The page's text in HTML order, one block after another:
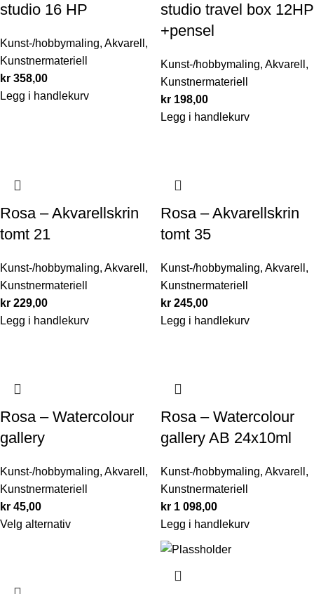
studio 16 HP
Kunst-/hobbymaling, Akvarell ,
Kunstnermateriell
kr 358,00
Legg i handlekurv
studio travel box 12HP
+pensel
Kunst-/hobbymaling, Akvarell ,
Kunstnermateriell
kr 198,00
Legg i handlekurv
Rosa – Akvarellskrin
tomt 21
Kunst-/hobbymaling, Akvarell ,
Kunstnermateriell
kr 229,00
Legg i handlekurv
Rosa – Akvarellskrin
tomt 35
Kunst-/hobbymaling, Akvarell ,
Kunstnermateriell
kr 245,00
Legg i handlekurv
Rosa – Watercolour
gallery
Kunst-/hobbymaling, Akvarell ,
Kunstnermateriell
kr 45,00
Velg alternativ
Rosa – Watercolour
gallery AB 24x10ml
Kunst-/hobbymaling, Akvarell ,
Kunstnermateriell
kr 1 098,00
Legg i handlekurv